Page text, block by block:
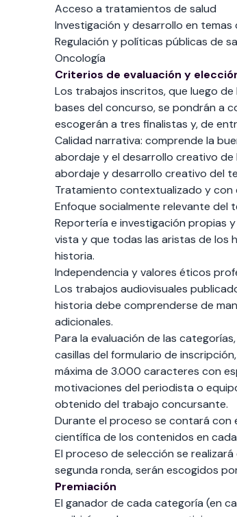
Acceso a tratamientos de salud
Investigación y desarrollo en temas
Regulación y políticas públicas de
Oncología
Criterios de evaluación y
Los trabajos inscritos, que luego
bases del concurso, se pondrán a
escogerán a tres finalistas y, de
Calidad narrativa: comprende la
abordaje y el desarrollo creativo de
abordaje y desarrollo creativo del
Tratamiento contextualizado y con
Enfoque socialmente relevante del
Reportería e investigación propias
vista y que todas las aristas de los
historia.
Independencia y valores éticos
Los trabajos audiovisuales
historia debe comprenderse de
adicionales.
Para la evaluación de las
casillas del formulario de
máxima de 3.000 caracteres con
motivaciones del periodista o
obtenido del trabajo concursante.
Durante el proceso se contará con
científica de los contenidos en
El proceso de selección se
segunda ronda, serán escogidos
Premiación
El ganador de cada categoría (en